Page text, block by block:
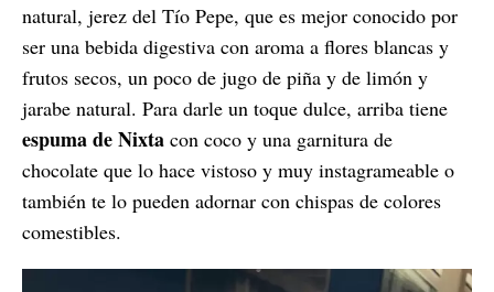
natural, jerez del Tío Pepe, que es mejor conocido por
ser una bebida digestiva con aroma a flores blancas y
frutos secos, un poco de jugo de piña y de limón y
jarabe natural. Para darle un toque dulce, arriba tiene
espuma de Nixta con coco y una garnitura de
chocolate que lo hace vistoso y muy instagrameable o
también te lo pueden adornar con chispas de colores
comestibles.